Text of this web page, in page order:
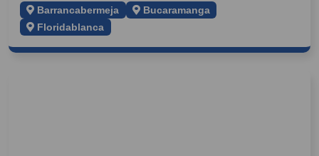
Barrancabermeja
Bucaramanga
Floridablanca